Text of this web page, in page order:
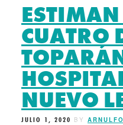
ESTIMAN
CUATRO
NUEVO
JULIO 1, 2020 BY